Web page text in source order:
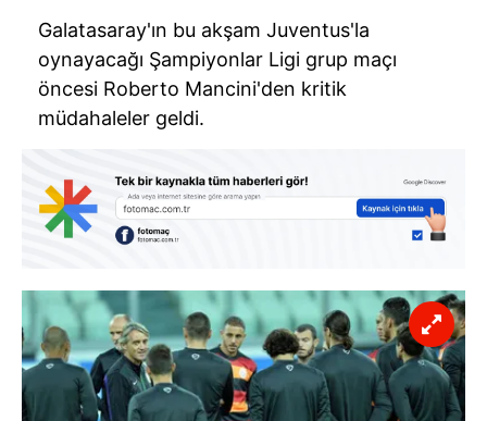
Galatasaray'ın bu akşam Juventus'la
oynayacağı Şampiyonlar Ligi grup maçı
öncesi Roberto Mancini'den kritik
müdahaleler geldi.